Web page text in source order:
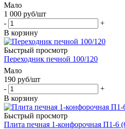
Мало
1 000 руб/шт
-
+
В корзину
Быстрый просмотр
Переходник печной 100/120
Мало
190 руб/шт
-
+
В корзину
Быстрый просмотр
Плита печная 1-конфорочная П1-6